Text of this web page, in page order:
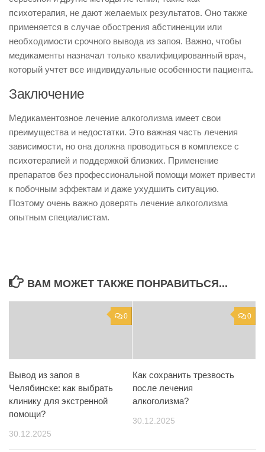
психотерапия, не дают желаемых результатов. Оно также
применяется в случае обострения абстиненции или
необходимости срочного вывода из запоя. Важно, чтобы
медикаменты назначал только квалифицированный врач,
который учтет все индивидуальные особенности пациента.
Заключение
Медикаментозное лечение алкоголизма имеет свои
преимущества и недостатки. Это важная часть лечения
зависимости, но она должна проводиться в комплексе с
психотерапией и поддержкой близких. Применение
препаратов без профессиональной помощи может привести
к побочным эффектам и даже ухудшить ситуацию.
Поэтому очень важно доверять лечение алкоголизма
опытным специалистам.
ВАМ МОЖЕТ ТАКЖЕ ПОНРАВИТЬСЯ...
0
Вывод из запоя в
Челябинске: как выбрать
клинику для экстренной
помощи?
30.12.2025
0
Как сохранить трезвость
после лечения
алкоголизма?
30.12.2025